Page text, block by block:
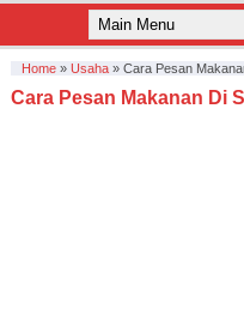
Home» Usaha» Cara Pesan
Cara Pesan Makanan Di